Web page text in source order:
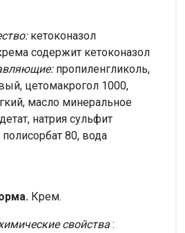
кетоконазол
содержит кетоконазол
пропиленгликоль,
цетомакрогол 1000,
масло минеральное
натрия сульфит
80, вода
Крем.
свойства :